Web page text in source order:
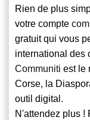
Rien de plus
votre compte
gratuit qui vous
international des
Communiti est le
Corse, la
outil digital.
N'attendez plus !